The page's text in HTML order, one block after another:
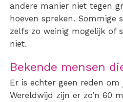
andere manier niet tegen
hoeven spreken. Sommige
zelfs zo weinig mogelijk of
niet.
Bekende mensen
Er is echter geen reden om
Wereldwijd zijn er zo’n 60